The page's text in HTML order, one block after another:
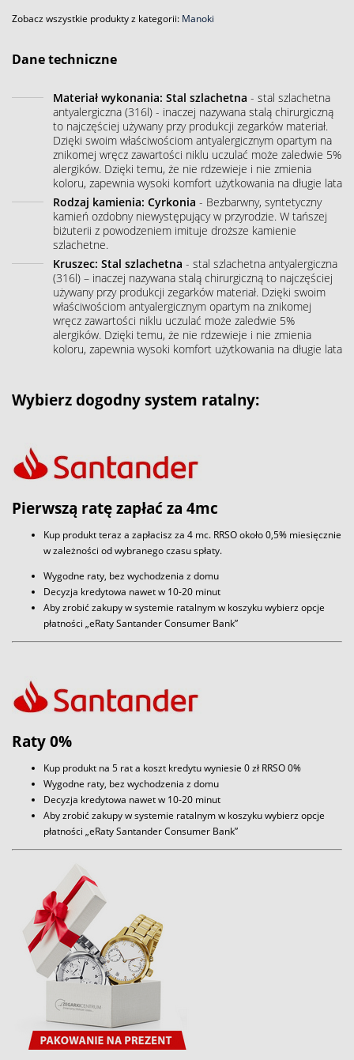
Zobacz wszystkie produkty z kategorii: Manoki
Dane techniczne
Materiał wykonania: Stal szlachetna - stal szlachetna
antyalergiczna (316l) - inaczej nazywana stalą chirurgiczną
to najczęściej używany przy produkcji zegarków materiał.
Dzięki swoim właściwościom antyalergicznym opartym na
znikomej wręcz zawartości niklu uczulać może zaledwie 5%
alergików. Dzięki temu, że nie rdzewieje i nie zmienia
koloru, zapewnia wysoki komfort użytkowania na długie lata
Rodzaj kamienia: Cyrkonia - Bezbarwny, syntetyczny
kamień ozdobny niewystępujący w przyrodzie. W tańszej
biżuterii z powodzeniem imituje droższe kamienie
szlachetne.
Kruszec: Stal szlachetna - stal szlachetna antyalergiczna
(316l) – inaczej nazywana stalą chirurgiczną to najczęściej
używany przy produkcji zegarków materiał. Dzięki swoim
właściwościom antyalergicznym opartym na znikomej
wręcz zawartości niklu uczulać może zaledwie 5%
alergików. Dzięki temu, że nie rdzewieje i nie zmienia
koloru, zapewnia wysoki komfort użytkowania na długie lata
Wybierz dogodny system ratalny:
Pierwszą ratę zapłać za 4mc
Kup produkt teraz a zapłacisz za 4 mc. RRSO około 0,5% miesięcznie
w zależności od wybranego czasu spłaty.
Wygodne raty, bez wychodzenia z domu
Decyzja kredytowa nawet w 10-20 minut
Aby zrobić zakupy w systemie ratalnym w koszyku wybierz opcje
płatności „eRaty Santander Consumer Bank”
Raty 0%
Kup produkt na 5 rat a koszt kredytu wyniesie 0 zł RRSO 0%
Wygodne raty, bez wychodzenia z domu
Decyzja kredytowa nawet w 10-20 minut
Aby zrobić zakupy w systemie ratalnym w koszyku wybierz opcje
płatności „eRaty Santander Consumer Bank”